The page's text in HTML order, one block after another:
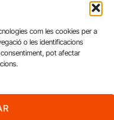
com les cookies per a
o les identificacions
pot afectar